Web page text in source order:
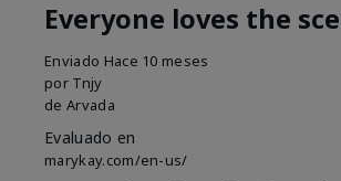
Everyone loves the
Enviado Hace 10 meses
por Tnjy
de Arvada
Evaluado en
marykay.com/en-us/